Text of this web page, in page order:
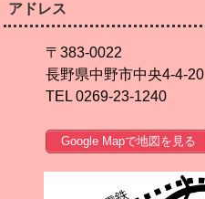
アドレス
〒383-0022
長野県中野市中央4-4-20
TEL 0269-23-1240
Google Mapで地図を見る